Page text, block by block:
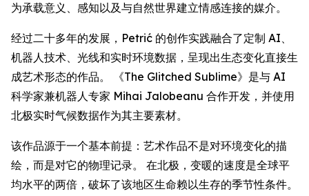
为承载意义、感知以及与自然世界建立情感连接的媒介。
经过二十多年的发展，Petrić 的创作实践融合了定制 AI、
机器人技术、光线和实时环境数据，呈现出生态变化直接生
成艺术形态的作品。 《The Glitched Sublime》是与 AI
科学家兼机器人专家 Mihai Jalobeanu 合作开发，并使用
北极实时气候数据作为其主要素材。
该作品源于一个基本前提：艺术作品不是对环境变化的描
绘，而是对它的物理记录。 在北极，变暖的速度是全球平
均水平的两倍，破坏了该地区生命赖以生存的季节性条件。